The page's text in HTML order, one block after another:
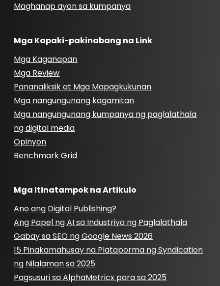
Maghanap ayon sa kumpanya
Mga Kapaki-pakinabang na Link
Mga Kaganapan
Mga Review
Pananaliksik at Mga Mapagkukunan
Mga nangungunang kagamitan
Mga nangungunang kumpanya ng paglalathala
ng digital media
Opinyon
Benchmark Grid
Mga Itinatampok na Artikulo
Ano ang Digital Publishing?
Ang Papel ng AI sa Industriya ng Paglalathala
Gabay sa SEO ng Google News 2026
15 Pinakamahusay na Plataporma ng Syndication
ng Nilalaman sa 2025
Pagsusuri sa AlphaMetricx para sa 2025